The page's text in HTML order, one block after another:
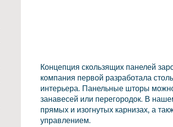
Концепция скользящих панелей
компания первой разработала
интерьера. Панельные шторы
занавесей или перегородок. В
прямых и изогнутых карнизах, а
управлением.